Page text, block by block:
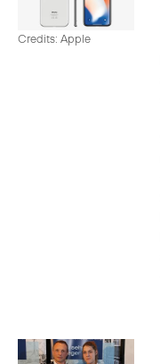
Credits: Apple